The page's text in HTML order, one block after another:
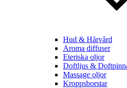
Hud & Hårvård
Aroma diffuser
Eteriska oljor
Doftljus &
Massage oljor
Kroppsborstar